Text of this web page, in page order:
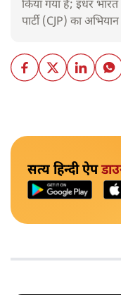
किया गया है; इधर
पार्टी (CJP) का
सत्य हिन्दी ऐप